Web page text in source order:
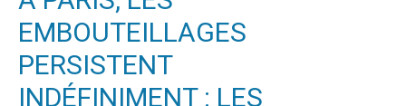
EMBOUTEILLAGES
PERSISTENT
INDÉFINIMENT : LES